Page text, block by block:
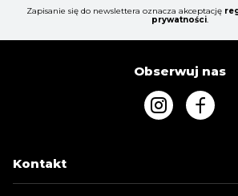
Zapisanie się do newslettera oznacza akceptację
prywatności.
Obserwuj nas
Kontakt